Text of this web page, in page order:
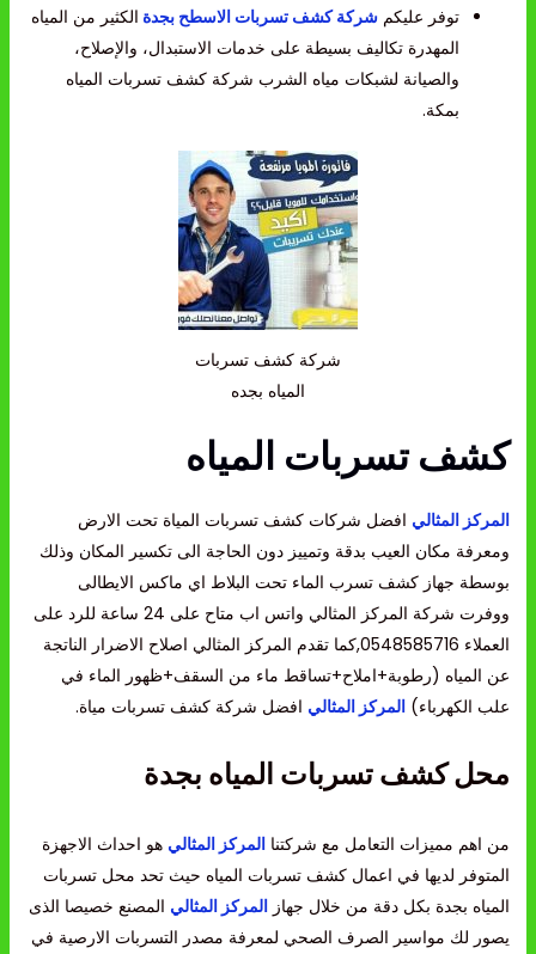
توفر عليكم شركة كشف تسربات الاسطح بجدة الكثير من المياه
المهدرة تكاليف بسيطة على خدمات الاستبدال، والإصلاح،
والصيانة لشبكات مياه الشرب شركة كشف تسربات المياه
بمكة.
شركة كشف تسربات
المياه بجده
كشف تسربات المياه
المركز المثالي افضل شركات كشف تسربات المياة تحت الارض
ومعرفة مكان العيب بدقة وتمييز دون الحاجة الى تكسير المكان وذلك
بوسطة جهاز كشف تسرب الماء تحت البلاط اي ماكس الايطالى
ووفرت شركة المركز المثالي واتس اب متاح على 24 ساعة للرد على
العملاء 0548585716,كما تقدم المركز المثالي اصلاح الاضرار الناتجة
عن المياه (رطوبة+املاح+تساقط ماء من السقف+ظهور الماء في
علب الكهرباء) المركز المثالي افضل شركة كشف تسربات مياة.
محل كشف تسربات المياه بجدة
من اهم مميزات التعامل مع شركتنا المركز المثالي هو احداث الاجهزة
المتوفر لديها في اعمال كشف تسربات المياه حيث تحد محل تسربات
المياه بجدة بكل دقة من خلال جهاز المركز المثالي المصنع خصيصا الذى
يصور لك مواسير الصرف الصحي لمعرفة مصدر التسربات الارصية في